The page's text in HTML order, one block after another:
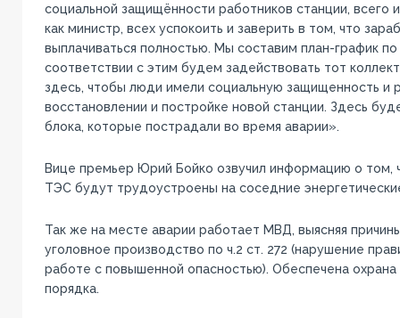
социальной защищённости работников станции, всего
как министр, всех успокоить и заверить в том, что
выплачиваться полностью. Мы составим план-график
соответствии с этим будем задействовать тот
здесь, чтобы люди имели социальную защищенность и
восстановлении и постройке новой станции. Здесь
блока, которые пострадали во время аварии».
Вице премьер Юрий Бойко озвучил информацию о том,
ТЭС будут трудоустроены на соседние
Так же на месте аварии работает МВД, выясняя
уголовное производство по ч.2 ст. 272 (нарушение
работе с повышенной опасностью). Обеспечена
порядка.